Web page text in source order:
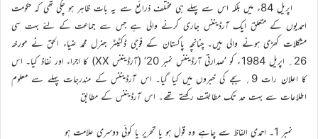
اپریل 84ء میں بلکہ اس سے پہلے ہی مختلف ذرائع سے یہ بات ظاہر ہو چکی تھی کہ حکومت
احمدیوں کے متعلق ایک آرڈیننس جاری کرنے والی ہے جس سے جماعت کے لئے بہت سی
مشکلات کھڑی ہونے والی ہیں۔ چنانچہ پاکستان کے فوجی ڈکٹیٹر جنرل محمد ضیاء الحق نے مورخہ
26؍ اپریل 1984ء کو ’صدارتی آرڈیننس نمبر 20‘ (آرڈیننس XX) کا اجراء اور نفاذ کیا۔ اس
کا اعلان رات 9؍ بجے کی خبروں میں کیا گیا۔ اس آرڈیننس کے مندرجات پہلے سے معلوم
اطلاعات سے بہت حد تک مطابقت رکھتے تھے۔ اس آرڈیننس کے مطابق
نمبر 1۔ احمدی الفاظ سے چاہے وہ قول ہو یا تحریر یا کوئی دوسری علامت ہو